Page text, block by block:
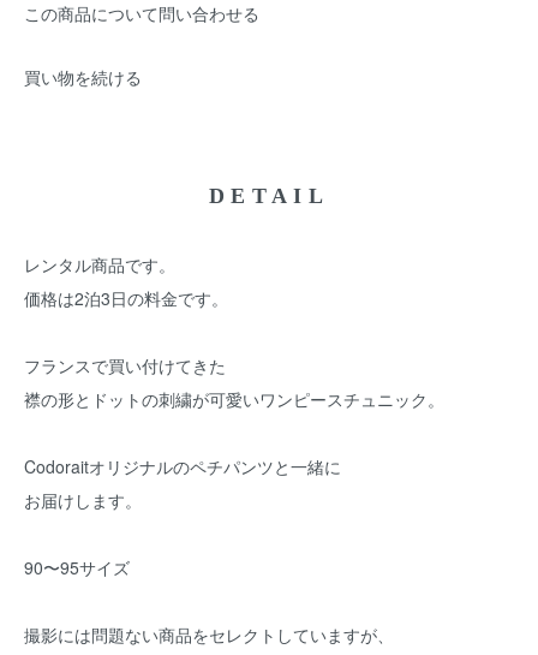
この商品について問い合わせる
買い物を続ける
DETAIL
レンタル商品です。
価格は2泊3日の料金です。
フランスで買い付けてきた
襟の形とドットの刺繍が可愛いワンピースチュニック。
Codoraitオリジナルのペチパンツと一緒に
お届けします。
90〜95サイズ
撮影には問題ない商品をセレクトしていますが、